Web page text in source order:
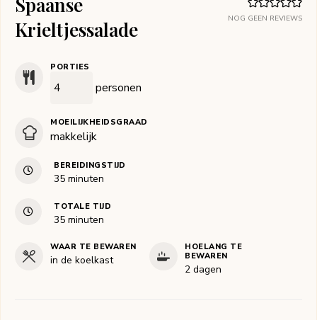
NOG GEEN REVIEWS
Krieltjessalade
PORTIES
personen
MOEILIJKHEIDSGRAAD
makkelijk
BEREIDINGSTIJD
35minuten
minuten
TOTALE TIJD
35minuten
minuten
WAAR TE BEWAREN
in de koelkast
HOELANG TE
BEWAREN
2 dagen